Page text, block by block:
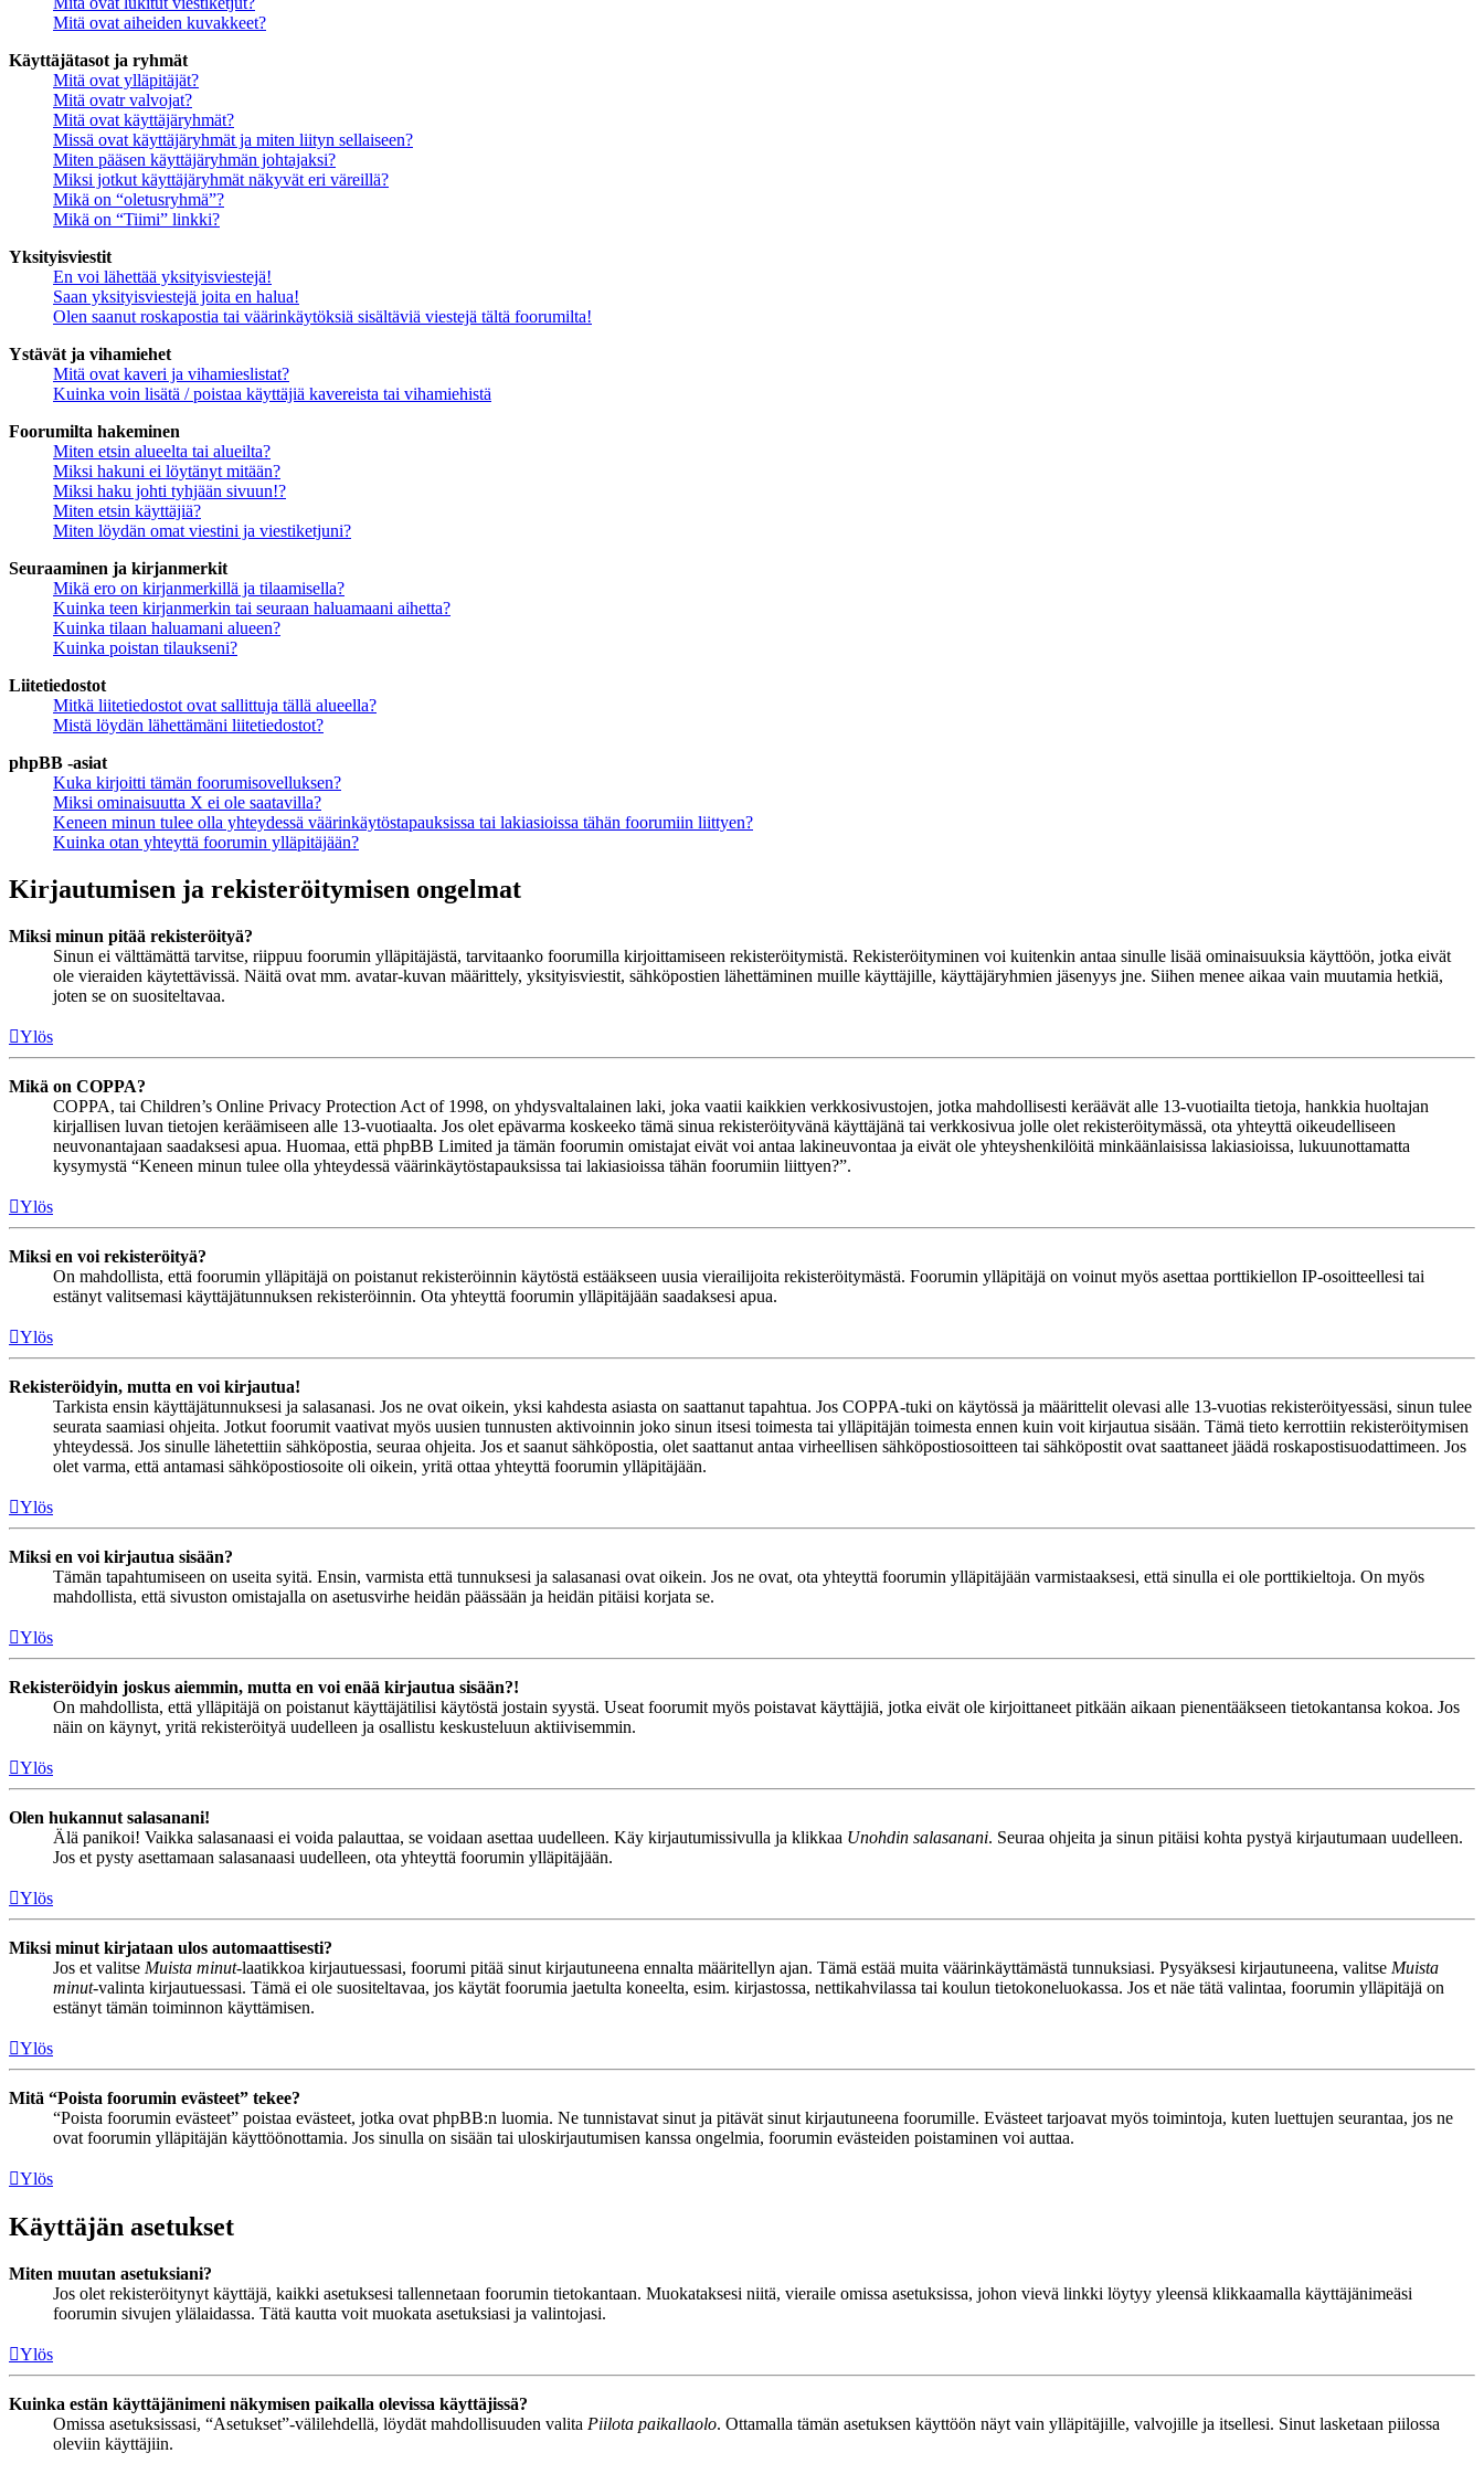
Mitä ovat aiheiden kuvakkeet?
Käyttäjätasot ja ryhmät
Mitä ovat ylläpitäjät?
Mitä ovatr valvojat?
Mitä ovat käyttäjäryhmät?
Missä ovat käyttäjäryhmät ja miten liityn sellaiseen?
Miten pääsen käyttäjäryhmän johtajaksi?
Miksi jotkut käyttäjäryhmät näkyvät eri väreillä?
Mikä on “oletusryhmä”?
Mikä on “Tiimi” linkki?
Yksityisviestit
En voi lähettää yksityisviestejä!
Saan yksityisviestejä joita en halua!
Olen saanut roskapostia tai väärinkäytöksiä sisältäviä viestejä tältä foorumilta!
Ystävät ja vihamiehet
Mitä ovat kaveri ja vihamieslistat?
Kuinka voin lisätä / poistaa käyttäjiä kavereista tai vihamiehistä
Foorumilta hakeminen
Miten etsin alueelta tai alueilta?
Miksi hakuni ei löytänyt mitään?
Miksi haku johti tyhjään sivuun!?
Miten etsin käyttäjiä?
Miten löydän omat viestini ja viestiketjuni?
Seuraaminen ja kirjanmerkit
Mikä ero on kirjanmerkillä ja tilaamisella?
Kuinka teen kirjanmerkin tai seuraan haluamaani aihetta?
Kuinka tilaan haluamani alueen?
Kuinka poistan tilaukseni?
Liitetiedostot
Mitkä liitetiedostot ovat sallittuja tällä alueella?
Mistä löydän lähettämäni liitetiedostot?
phpBB -asiat
Kuka kirjoitti tämän foorumisovelluksen?
Miksi ominaisuutta X ei ole saatavilla?
Keneen minun tulee olla yhteydessä väärinkäytöstapauksissa tai lakiasioissa tähän foorumiin liittyen?
Kuinka otan yhteyttä foorumin ylläpitäjään?
Kirjautumisen ja rekisteröitymisen ongelmat
Miksi minun pitää rekisteröityä?
Sinun ei välttämättä tarvitse, riippuu foorumin ylläpitäjästä, tarvitaanko foorumilla kirjoittamiseen rekisteröitymistä. Rekisteröityminen voi kuitenkin antaa sinulle lisää ominaisuuksia käyttöön, jotka eivät
ole vieraiden käytettävissä. Näitä ovat mm. avatar-kuvan määrittely, yksityisviestit, sähköpostien lähettäminen muille käyttäjille, käyttäjäryhmien jäsenyys jne. Siihen menee aikaa vain muutamia hetkiä,
joten se on suositeltavaa.
Ylös
Mikä on COPPA?
COPPA, tai Children’s Online Privacy Protection Act of 1998, on yhdysvaltalainen laki, joka vaatii kaikkien verkkosivustojen, jotka mahdollisesti keräävät alle 13-vuotiailta tietoja, hankkia huoltajan
kirjallisen luvan tietojen keräämiseen alle 13-vuotiaalta. Jos olet epävarma koskeeko tämä sinua rekisteröityvänä käyttäjänä tai verkkosivua jolle olet rekisteröitymässä, ota yhteyttä oikeudelliseen
neuvonantajaan saadaksesi apua. Huomaa, että phpBB Limited ja tämän foorumin omistajat eivät voi antaa lakineuvontaa ja eivät ole yhteyshenkilöitä minkäänlaisissa lakiasioissa, lukuunottamatta
kysymystä “Keneen minun tulee olla yhteydessä väärinkäytöstapauksissa tai lakiasioissa tähän foorumiin liittyen?”.
Ylös
Miksi en voi rekisteröityä?
On mahdollista, että foorumin ylläpitäjä on poistanut rekisteröinnin käytöstä estääkseen uusia vierailijoita rekisteröitymästä. Foorumin ylläpitäjä on voinut myös asettaa porttikiellon IP-osoitteellesi tai
estänyt valitsemasi käyttäjätunnuksen rekisteröinnin. Ota yhteyttä foorumin ylläpitäjään saadaksesi apua.
Ylös
Rekisteröidyin, mutta en voi kirjautua!
Tarkista ensin käyttäjätunnuksesi ja salasanasi. Jos ne ovat oikein, yksi kahdesta asiasta on saattanut tapahtua. Jos COPPA-tuki on käytössä ja määrittelit olevasi alle 13-vuotias rekisteröityessäsi, sinun tulee
seurata saamiasi ohjeita. Jotkut foorumit vaativat myös uusien tunnusten aktivoinnin joko sinun itsesi toimesta tai ylläpitäjän toimesta ennen kuin voit kirjautua sisään. Tämä tieto kerrottiin rekisteröitymisen
yhteydessä. Jos sinulle lähetettiin sähköpostia, seuraa ohjeita. Jos et saanut sähköpostia, olet saattanut antaa virheellisen sähköpostiosoitteen tai sähköpostit ovat saattaneet jäädä roskapostisuodattimeen. Jos
olet varma, että antamasi sähköpostiosoite oli oikein, yritä ottaa yhteyttä foorumin ylläpitäjään.
Ylös
Miksi en voi kirjautua sisään?
Tämän tapahtumiseen on useita syitä. Ensin, varmista että tunnuksesi ja salasanasi ovat oikein. Jos ne ovat, ota yhteyttä foorumin ylläpitäjään varmistaaksesi, että sinulla ei ole porttikieltoja. On myös
mahdollista, että sivuston omistajalla on asetusvirhe heidän päässään ja heidän pitäisi korjata se.
Ylös
Rekisteröidyin joskus aiemmin, mutta en voi enää kirjautua sisään?!
On mahdollista, että ylläpitäjä on poistanut käyttäjätilisi käytöstä jostain syystä. Useat foorumit myös poistavat käyttäjiä, jotka eivät ole kirjoittaneet pitkään aikaan pienentääkseen tietokantansa kokoa. Jos
näin on käynyt, yritä rekisteröityä uudelleen ja osallistu keskusteluun aktiivisemmin.
Ylös
Olen hukannut salasanani!
Älä panikoi! Vaikka salasanaasi ei voida palauttaa, se voidaan asettaa uudelleen. Käy kirjautumissivulla ja klikkaa Unohdin salasanani. Seuraa ohjeita ja sinun pitäisi kohta pystyä kirjautumaan uudelleen.
Jos et pysty asettamaan salasanaasi uudelleen, ota yhteyttä foorumin ylläpitäjään.
Ylös
Miksi minut kirjataan ulos automaattisesti?
Jos et valitse Muista minut-laatikkoa kirjautuessasi, foorumi pitää sinut kirjautuneena ennalta määritellyn ajan. Tämä estää muita väärinkäyttämästä tunnuksiasi. Pysyäksesi kirjautuneena, valitse Muista
minut-valinta kirjautuessasi. Tämä ei ole suositeltavaa, jos käytät foorumia jaetulta koneelta, esim. kirjastossa, nettikahvilassa tai koulun tietokoneluokassa. Jos et näe tätä valintaa, foorumin ylläpitäjä on
estänyt tämän toiminnon käyttämisen.
Ylös
Mitä “Poista foorumin evästeet” tekee?
“Poista foorumin evästeet” poistaa evästeet, jotka ovat phpBB:n luomia. Ne tunnistavat sinut ja pitävät sinut kirjautuneena foorumille. Evästeet tarjoavat myös toimintoja, kuten luettujen seurantaa, jos ne
ovat foorumin ylläpitäjän käyttöönottamia. Jos sinulla on sisään tai uloskirjautumisen kanssa ongelmia, foorumin evästeiden poistaminen voi auttaa.
Ylös
Käyttäjän asetukset
Miten muutan asetuksiani?
Jos olet rekisteröitynyt käyttäjä, kaikki asetuksesi tallennetaan foorumin tietokantaan. Muokataksesi niitä, vieraile omissa asetuksissa, johon vievä linkki löytyy yleensä klikkaamalla käyttäjänimeäsi
foorumin sivujen ylälaidassa. Tätä kautta voit muokata asetuksiasi ja valintojasi.
Ylös
Kuinka estän käyttäjänimeni näkymisen paikalla olevissa käyttäjissä?
Omissa asetuksissasi, “Asetukset”-välilehdellä, löydät mahdollisuuden valita Piilota paikallaolo. Ottamalla tämän asetuksen käyttöön näyt vain ylläpitäjille, valvojille ja itsellesi. Sinut lasketaan piilossa
oleviin käyttäjiin.